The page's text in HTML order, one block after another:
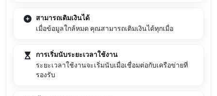
สามารถเติมเงินได้
เมื่อข้อมูลใกล้หมด คุณสามารถเติมเงินได้ทุกเมื่อ
การเริ่มนับระยะเวลาใช้งาน
ระยะเวลาใช้งานจะเริ่มนับเมื่อเชื่อมต่อกับเครือข่ายที่
รองรับ